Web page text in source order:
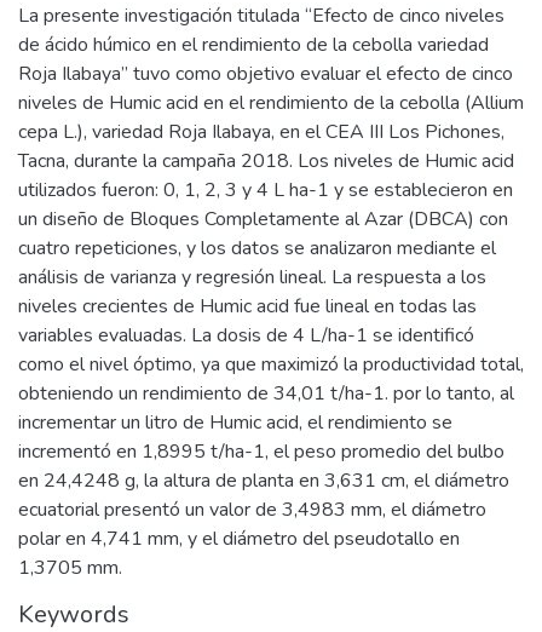
La presente investigación titulada “Efecto de cinco niveles
de ácido húmico en el rendimiento de la cebolla variedad
Roja Ilabaya” tuvo como objetivo evaluar el efecto de cinco
niveles de Humic acid en el rendimiento de la cebolla (Allium
cepa L.), variedad Roja Ilabaya, en el CEA III Los Pichones,
Tacna, durante la campaña 2018. Los niveles de Humic acid
utilizados fueron: 0, 1, 2, 3 y 4 L ha-1 y se establecieron en
un diseño de Bloques Completamente al Azar (DBCA) con
cuatro repeticiones, y los datos se analizaron mediante el
análisis de varianza y regresión lineal. La respuesta a los
niveles crecientes de Humic acid fue lineal en todas las
variables evaluadas. La dosis de 4 L/ha-1 se identificó
como el nivel óptimo, ya que maximizó la productividad total,
obteniendo un rendimiento de 34,01 t/ha-1. por lo tanto, al
incrementar un litro de Humic acid, el rendimiento se
incrementó en 1,8995 t/ha-1, el peso promedio del bulbo
en 24,4248 g, la altura de planta en 3,631 cm, el diámetro
ecuatorial presentó un valor de 3,4983 mm, el diámetro
polar en 4,741 mm, y el diámetro del pseudotallo en
1,3705 mm.
Keywords